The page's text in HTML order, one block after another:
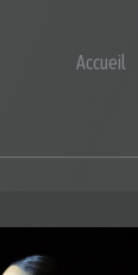
Accueil